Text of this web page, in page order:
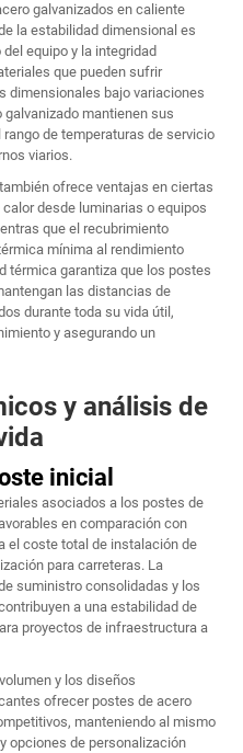
galvanizados en caliente
la estabilidad dimensional es
equipo y la integridad
que pueden sufrir
dimensionales bajo variaciones
mantienen sus
de temperaturas de servicio
viarios.
ofrece ventajas en ciertas
desde luminarias o equipos
que el recubrimiento
mínima al rendimiento
térmica garantiza que los postes
las distancias de
durante toda su vida útil,
y asegurando un
y análisis de
inicial
asociados a los postes de
en comparación con
el coste total de instalación de
para carreteras. La
suministro consolidadas y los
a una estabilidad de
proyectos de infraestructura a
y los diseños
ofrecer postes de acero
manteniendo al mismo
opciones de personalización